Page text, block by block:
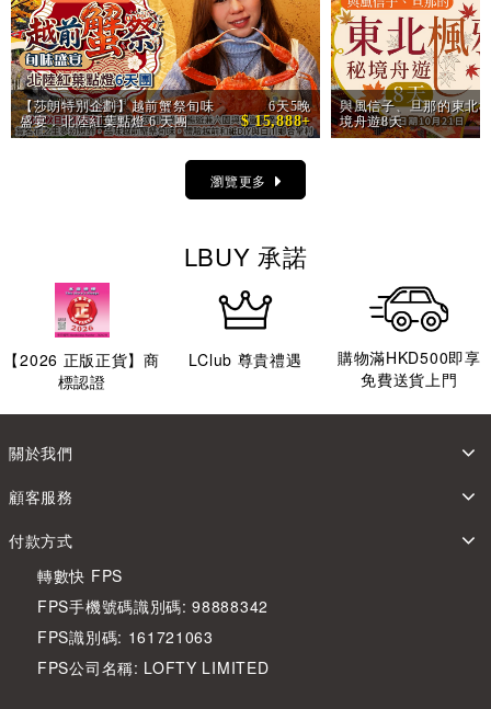
【莎朗特別企劃】越前蟹祭旬味
盛宴．北陸紅葉點燈 6 天團
6天5晚
$ 15,888+
與風信子、旦那的東北
境舟遊8天
瀏覽更多
LBUY 承諾
【2026 正版正貨】商
標認證
LClub 尊貴禮遇
購物滿HKD500即享
免費送貨上門
關於我們
顧客服務
付款方式
轉數快 FPS
FPS手機號碼識別碼: 98888342
FPS識別碼: 161721063
FPS公司名稱: LOFTY LIMITED